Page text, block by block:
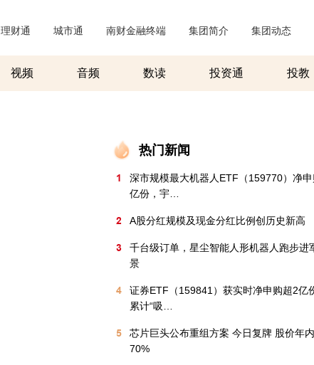
理财通 城市通 南财金融终端 集团简介 集团动态
视频 音频 数读 投资通 投教
热门新闻
1
深市规模最大机器人ETF（159770）净
亿份，宇…
2 A股分红规模及现金分红比例创历史新高
3
千台级订单，星尘智能人形机器人跑步进
景
4
证券ETF（159841）获实时净申购超2亿
累计“吸…
5
芯片巨头公布重组方案 今日复牌 股价年
70%